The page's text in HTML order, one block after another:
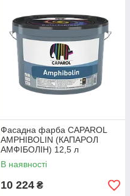
Фасадна фарба CAPAROL
AMPHIBOLIN (КАПАРОЛ
АМФІБОЛІН) 12,5 л
В наявності
10 224 ₴